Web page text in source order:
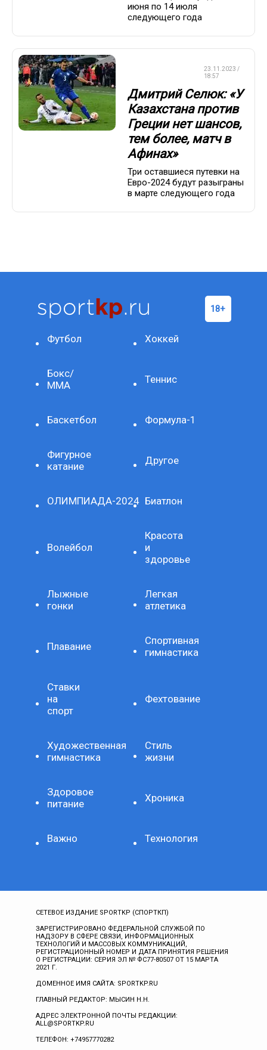
июня по 14 июля
следующего года
23.11.2023 /
18:57
Дмитрий Селюк: «У
Казахстана против
Греции нет шансов,
тем более, матч в
Афинах»
Три оставшиеся путевки на
Евро-2024 будут разыграны
в марте следующего года
Футбол Хоккей
Бокс/
ММА
Теннис
Баскетбол Формула-1
Фигурное
катание
Другое
ОЛИМПИАДА-2024 Биатлон
Волейбол
Красота
и
здоровье
Лыжные
гонки
Легкая
атлетика
Плавание
Спортивная
гимнастика
Ставки
на
спорт
Фехтование
Художественная
гимнастика
Стиль
жизни
Здоровое
питание
Хроника
Важно Технология
СЕТЕВОЕ ИЗДАНИЕ SPORTKP (СПОРТКП)
ЗАРЕГИСТРИРОВАНО ФЕДЕРАЛЬНОЙ СЛУЖБОЙ ПО
НАДЗОРУ В СФЕРЕ СВЯЗИ, ИНФОРМАЦИОННЫХ
ТЕХНОЛОГИЙ И МАССОВЫХ КОММУНИКАЦИЙ,
РЕГИСТРАЦИОННЫЙ НОМЕР И ДАТА ПРИНЯТИЯ РЕШЕНИЯ
О РЕГИСТРАЦИИ: СЕРИЯ ЭЛ № ФС77-80507 ОТ 15 МАРТА
2021 Г.
ДОМЕННОЕ ИМЯ САЙТА: SPORTKP.RU
ГЛАВНЫЙ РЕДАКТОР: МЫСИН Н.Н.
АДРЕС ЭЛЕКТРОННОЙ ПОЧТЫ РЕДАКЦИИ:
ALL@SPORTKP.RU
ТЕЛЕФОН: +74957770282